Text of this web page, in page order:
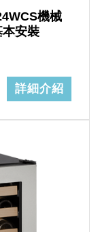
機械
安裝
詳細介紹